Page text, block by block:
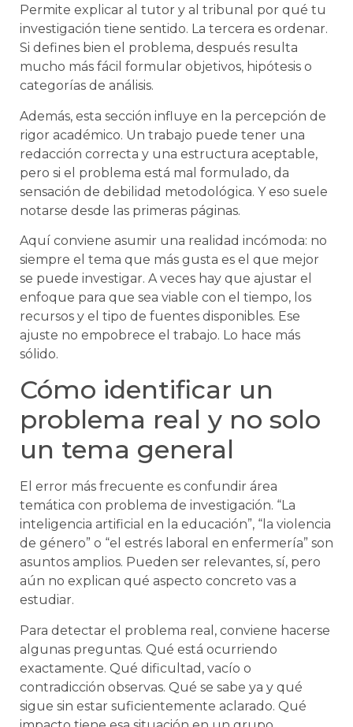
Permite explicar al tutor y al tribunal por qué tu
investigación tiene sentido. La tercera es ordenar.
Si defines bien el problema, después resulta
mucho más fácil formular objetivos, hipótesis o
categorías de análisis.
Además, esta sección influye en la percepción de
rigor académico. Un trabajo puede tener una
redacción correcta y una estructura aceptable,
pero si el problema está mal formulado, da
sensación de debilidad metodológica. Y eso suele
notarse desde las primeras páginas.
Aquí conviene asumir una realidad incómoda: no
siempre el tema que más gusta es el que mejor
se puede investigar. A veces hay que ajustar el
enfoque para que sea viable con el tiempo, los
recursos y el tipo de fuentes disponibles. Ese
ajuste no empobrece el trabajo. Lo hace más
sólido.
Cómo identificar un
problema real y no solo
un tema general
El error más frecuente es confundir área
temática con problema de investigación. “La
inteligencia artificial en la educación”, “la violencia
de género” o “el estrés laboral en enfermería” son
asuntos amplios. Pueden ser relevantes, sí, pero
aún no explican qué aspecto concreto vas a
estudiar.
Para detectar el problema real, conviene hacerse
algunas preguntas. Qué está ocurriendo
exactamente. Qué dificultad, vacío o
contradicción observas. Qué se sabe ya y qué
sigue sin estar suficientemente aclarado. Qué